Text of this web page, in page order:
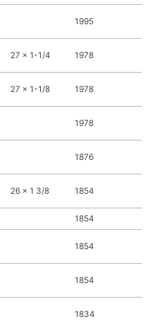
1995
27 x 1-1/4 1978
27 x 1-1/8 1978
1978
1876
26 x 1 3/8 1854
1854
1854
1854
1834